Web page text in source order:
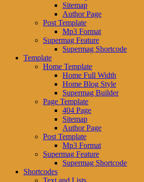
Sitemap
Author Page
Post Template
Mp3 Format
Supermag Feature
Supermag Shortcode
Template
Home Template
Home Full Width
Home Blog Style
Supermag Builder
Page Template
404 Page
Sitemap
Author Page
Post Template
Mp3 Format
Supermag Feature
Supermag Shortcode
Shortcodes
Text and Lists